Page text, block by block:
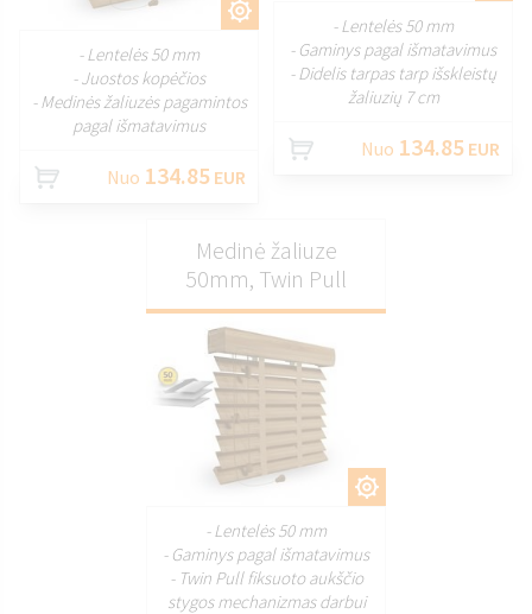
PRITAIKYTI
- Lentelės 50 mm
- Juostos kopėčios
- Medinės žaliuzės pagamintos
pagal išmatavimus
Nuo 134.85 EUR
- Lentelės 50 mm
- Gaminys pagal išmatavimus
- Didelis tarpas tarp išskleistų
žaliuzių 7 cm
Nuo 134.85 EUR
PRITAIKYTI
Medinė žaliuze
50mm, Twin Pull
- Lentelės 50 mm
- Gaminys pagal išmatavimus
- Twin Pull fiksuoto aukščio
stygos mechanizmas darbui